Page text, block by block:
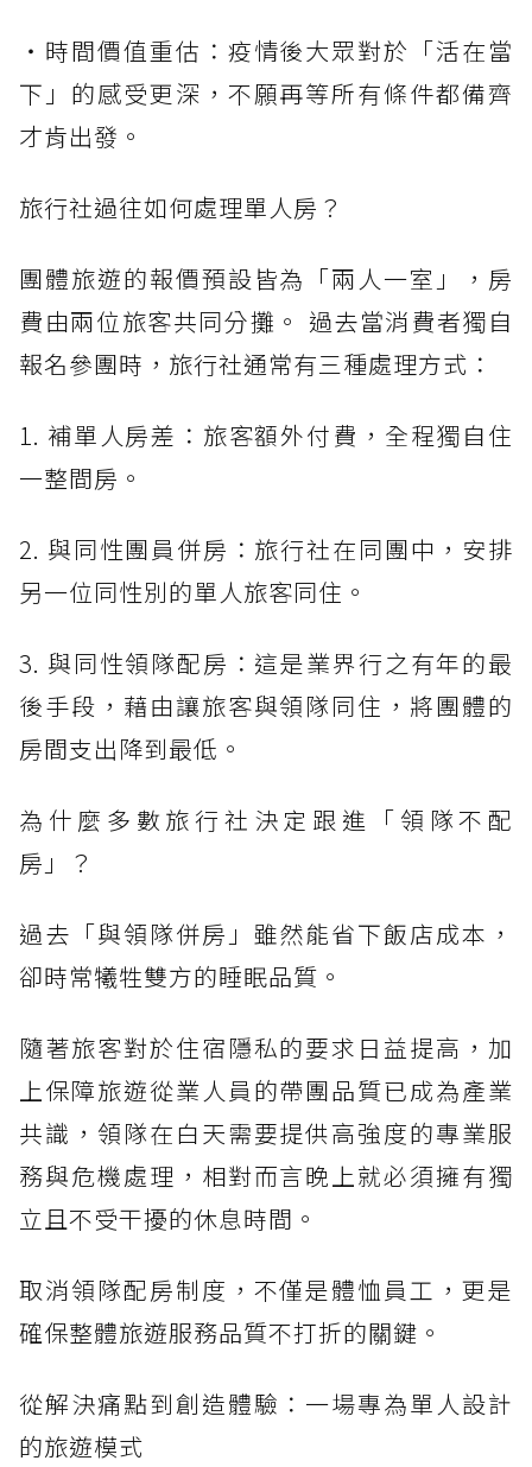
・時間價值重估：疫情後大眾對於「活在當
下」的感受更深，不願再等所有條件都備齊
才肯出發。
旅行社過往如何處理單人房？
團體旅遊的報價預設皆為「兩人一室」，房
費由兩位旅客共同分攤。 過去當消費者獨自
報名參團時，旅行社通常有三種處理方式：
1. 補單人房差：旅客額外付費，全程獨自住
一整間房。
2. 與同性團員併房：旅行社在同團中，安排
另一位同性別的單人旅客同住。
3. 與同性領隊配房：這是業界行之有年的最
後手段，藉由讓旅客與領隊同住，將團體的
房間支出降到最低。
為什麼多數旅行社決定跟進「領隊不配
房」？
過去「與領隊併房」雖然能省下飯店成本，
卻時常犧牲雙方的睡眠品質。
隨著旅客對於住宿隱私的要求日益提高，加
上保障旅遊從業人員的帶團品質已成為產業
共識，領隊在白天需要提供高強度的專業服
務與危機處理，相對而言晚上就必須擁有獨
立且不受干擾的休息時間。
取消領隊配房制度，不僅是體恤員工，更是
確保整體旅遊服務品質不打折的關鍵。
從解決痛點到創造體驗：一場專為單人設計
的旅遊模式